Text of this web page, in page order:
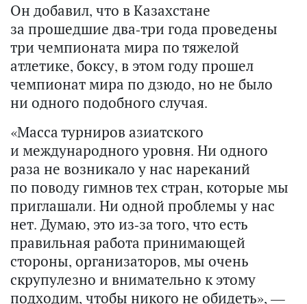
Он добавил, что в Казахстане
за прошедшие два-три года проведены
три чемпионата мира по тяжелой
атлетике, боксу, в этом году прошел
чемпионат мира по дзюдо, но не было
ни одного подобного случая.
«Масса турниров азиатского
и международного уровня. Ни одного
раза не возникало у нас нареканий
по поводу гимнов тех стран, которые мы
приглашали. Ни одной проблемы у нас
нет. Думаю, это из-за того, что есть
правильная работа принимающей
стороны, организаторов, мы очень
скрупулезно и внимательно к этому
подходим, чтобы никого не обидеть», —